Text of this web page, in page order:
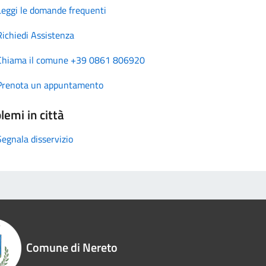
le domande frequenti
Assistenza
il comune +39 0861 806920
un appuntamento
in città
disservizio
Comune di Nereto